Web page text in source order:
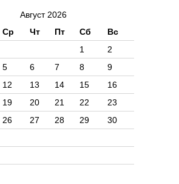
Август 2026
Ср Чт Пт Сб Вс
1
2
5 6 7 8
9
12 13 14 15
16
19 20 21 22
23
26 27 28 29
30